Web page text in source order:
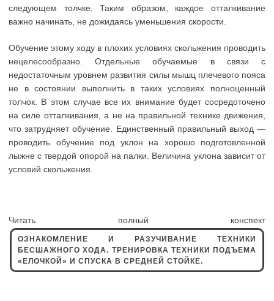
следующем толчке. Таким образом, каждое отталкивание
важно начинать, не дожидаясь уменьшения скорости.
Обучение этому ходу в плохих условиях скольжения проводить
нецелесообразно. Отдельные обучаемые в связи с
недостаточным уровнем развития силы мышц плечевого пояса
не в состоянии выполнить в таких условиях полноценный
толчок. В этом случае все их внимание будет сосредоточено
на силе отталкивания, а не на правильной технике движения,
что затрудняет обучение. Единственный правильный выход —
проводить обучение под уклон на хорошо подготовленной
лыжне с твердой опорой на палки. Величина уклона зависит от
условий скольжения.
Читать полный конспект
ОЗНАКОМЛЕНИЕ И РАЗУЧИВАНИЕ ТЕХНИКИ
БЕСШАЖНОГО ХОДА. ТРЕНИРОВКА ТЕХНИКИ ПОДЪЕМА
«ЕЛОЧКОЙ» И СПУСКА В СРЕДНЕЙ СТОЙКЕ.